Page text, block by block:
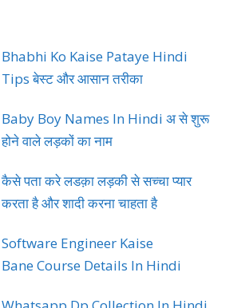
Bhabhi Ko Kaise Pataye Hindi
Tips बेस्ट और आसान तरीका
Baby Boy Names In Hindi अ से शुरू
होने वाले लड़कों का नाम
कैसे पता करे लडक़ा लड़की से सच्चा प्यार
करता है और शादी करना चाहता है
Software Engineer Kaise
Bane Course Details In Hindi